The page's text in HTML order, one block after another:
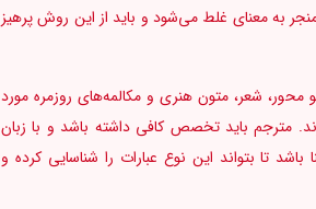
به معنای غلط می‌شود و باید از این روش پرهیز
محور، شعر، متون هنری و مکالمه‌های روزمره مورد
مترجم باید تخصص کافی داشته باشد و با زبان
تا بتواند این نوع عبارات را شناسایی کرده و